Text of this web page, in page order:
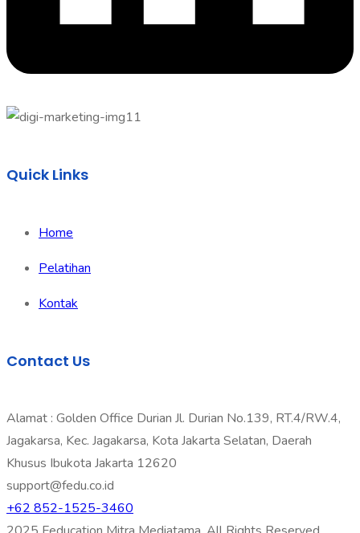
Quick Links
Home
Pelatihan
Kontak
Contact Us
Alamat : Golden Office Durian Jl. Durian No.139, RT.4/RW.4,
Jagakarsa, Kec. Jagakarsa, Kota Jakarta Selatan, Daerah
Khusus Ibukota Jakarta 12620
support@fedu.co.id
+62 852-1525-3460